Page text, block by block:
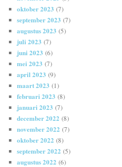
oktober 2023 (7)
september 2023 (7)
augustus 2023 (5)
juli 2023 (7)
juni 2023 (6)
mei 2023 (7)
april 2023 (9)
maart 2023 (1)
februari 2023 (8)
januari 2023 (7)
december 2022 (8)
november 2022 (7)
oktober 2022 (8)
september 2022 (5)
augustus 2022 (6)